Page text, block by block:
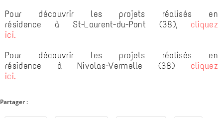
Pour découvrir les projets réalisés en
résidence à St-Laurent-du-Pont (38), cliquez
ici.
Pour découvrir les projets réalisés en
résidence à Nivolas-Vermelle (38) cliquez
ici.
Partager :